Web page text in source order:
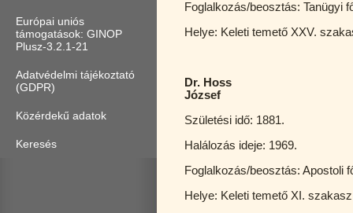
Európai uniós
támogatások: GINOP
Plusz-3.2.1-21
Adatvédelmi tájékoztató
(GDPR)
Közérdekű adatok
Keresés
Foglalkozás/beosztás: Tanügyi
Helye: Keleti temető XXV.
Dr. Hoss
József
Születési idő: 1881.
Halálozás ideje: 1969.
Foglalkozás/beosztás: Apostoli
Helye: Keleti temető XI.